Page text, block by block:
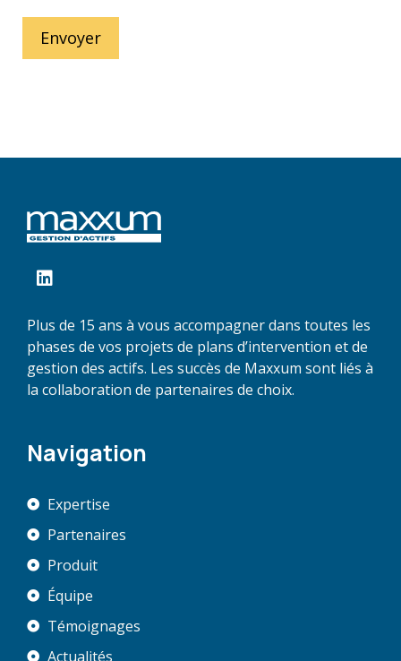
Plus de 15 ans à vous accompagner dans toutes les
phases de vos projets de plans d’intervention et de
gestion des actifs. Les succès de Maxxum sont liés à
la collaboration de partenaires de choix.
Navigation
Expertise
Partenaires
Produit
Équipe
Témoignages
Actualités